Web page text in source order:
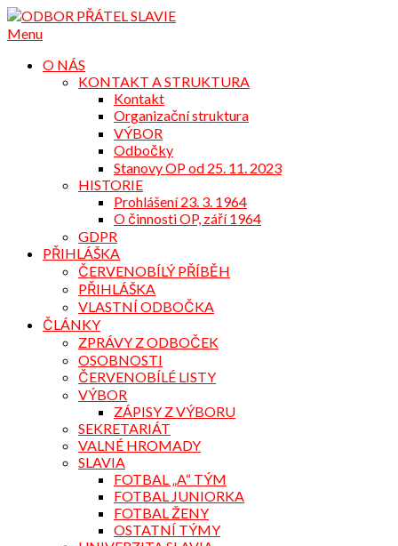
Přejdi
na
Menu
O NÁS
KONTAKT A STRUKTURA
Kontakt
Organizační struktura
VÝBOR
Odbočky
Stanovy OP od 25. 11. 2023
HISTORIE
Prohlášení 23. 3. 1964
O činnosti OP, září 1964
GDPR
PŘIHLÁŠKA
ČERVENOBÍLÝ PŘÍBĚH
PŘIHLÁŠKA
VLASTNÍ ODBOČKA
ČLÁNKY
ZPRÁVY Z ODBOČEK
OSOBNOSTI
ČERVENOBÍLÉ LISTY
VÝBOR
ZÁPISY Z VÝBORU
SEKRETARIÁT
VALNÉ HROMADY
SLAVIA
FOTBAL „A“ TÝM
FOTBAL JUNIORKA
FOTBAL ŽENY
OSTATNÍ TÝMY